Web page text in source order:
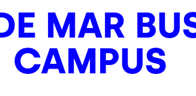
MAR
CAMPUS